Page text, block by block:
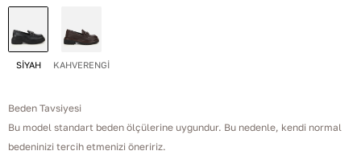
SİYAH KAHVERENGİ
Beden Tavsiyesi
Bu model standart beden ölçülerine uygundur. Bu nedenle, kendi normal
bedeninizi tercih etmenizi öneririz.